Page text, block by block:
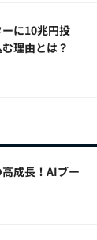
に10兆円投
理由とは？
成長！AIブー